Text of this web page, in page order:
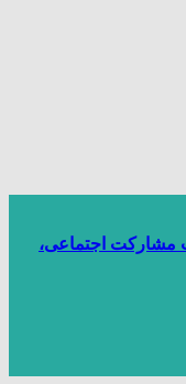
مشارکت اجتماعی،